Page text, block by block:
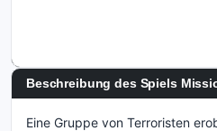
Beschreibung des Spiels
Eine Gruppe von Terroristen